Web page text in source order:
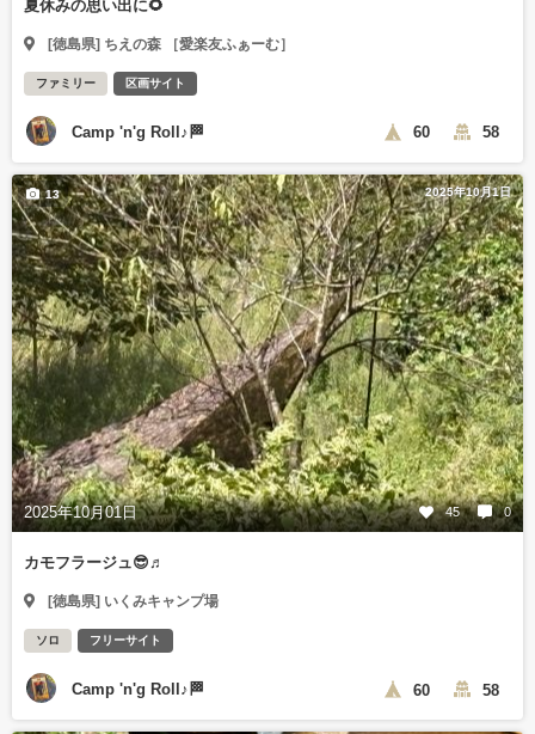
夏休みの思い出に🌻
[徳島県] ちえの森 ［愛楽友ふぁーむ］
ファミリー 区画サイト
Camp 'n'g Roll♪🏁 60 58
2025年10月1日
2025年10月01日 45 0
13
カモフラージュ😎♬
[徳島県] いくみキャンプ場
ソロ フリーサイト
Camp 'n'g Roll♪🏁 60 58